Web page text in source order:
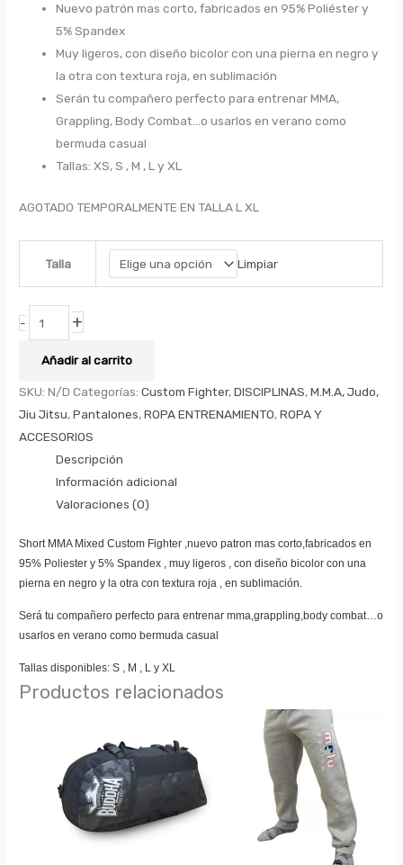
Nuevo patrón mas corto, fabricados en 95% Poliéster y
5% Spandex
Muy ligeros, con diseño bicolor con una pierna en negro y
la otra con textura roja, en sublimación
Serán tu compañero perfecto para entrenar MMA,
Grappling, Body Combat…o usarlos en verano como
bermuda casual
Tallas: XS, S , M , L y XL
AGOTADO TEMPORALMENTE EN TALLA L XL
Talla Limpiar
- +
Añadir al carrito
SKU:N/D Categorías:Custom Fighter,DISCIPLINAS,M.M.A, Judo,
Jiu Jitsu,Pantalones,ROPA ENTRENAMIENTO,ROPA Y
ACCESORIOS
Descripción
Información adicional
Valoraciones (0)
Short MMA Mixed Custom Fighter ,nuevo patron mas corto,fabricados en
95% Poliester y 5% Spandex , muy ligeros , con diseño bicolor con una
pierna en negro y la otra con textura roja , en sublimación.
Será tu compañero perfecto para entrenar mma,grappling,body combat…o
usarlos en verano como bermuda casual
Tallas disponibles: S , M , L y XL
Productos relacionados